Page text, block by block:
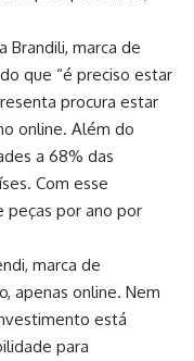
Brandili, marca de
que “é preciso estar
procura estar
online. Além do
a 68% das
Com esse
peças por ano por
marca de
apenas online. Nem
está
para